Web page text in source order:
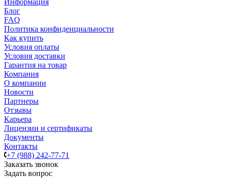
Информация
Блог
FAQ
Политика конфиденциальности
Как купить
Условия оплаты
Условия доставки
Гарантия на товар
Компания
О компании
Новости
Партнеры
Отзывы
Карьера
Лицензии и сертификаты
Документы
Контакты
+7 (988) 242-77-71
Заказать звонок
Задать вопрос